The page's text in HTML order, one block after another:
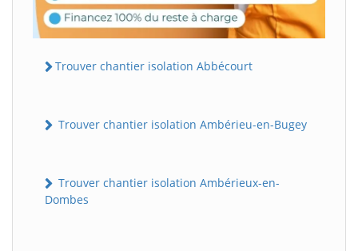
Trouver chantier isolation Abbécourt
Trouver chantier isolation Ambérieu-en-Bugey
Trouver chantier isolation Ambérieux-en-
Dombes